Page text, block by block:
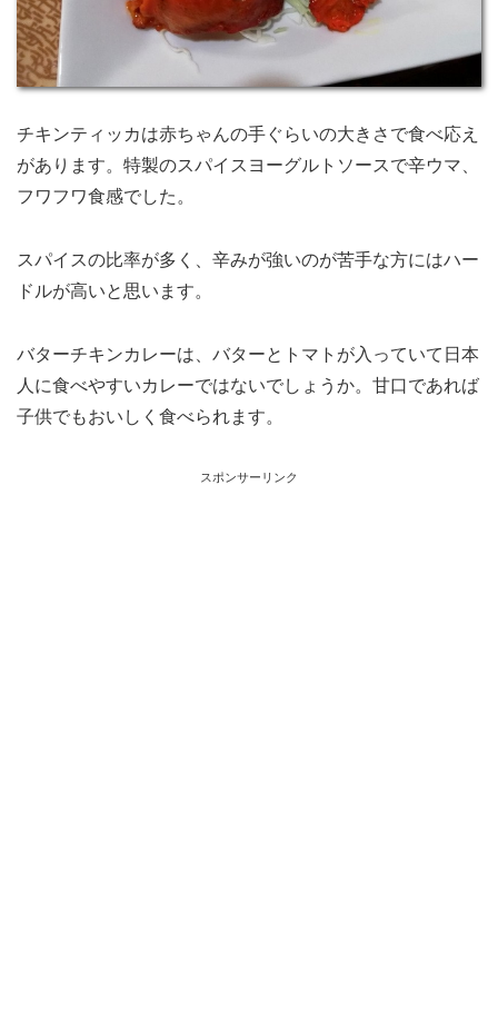
チキンティッカは赤ちゃんの手ぐらいの大きさで食べ応え
があります。特製のスパイスヨーグルトソースで辛ウマ、
フワフワ食感でした。
スパイスの比率が多く、辛みが強いのが苦手な方にはハー
ドルが高いと思います。
バターチキンカレーは、バターとトマトが入っていて日本
人に食べやすいカレーではないでしょうか。甘口であれば
子供でもおいしく食べられます。
スポンサーリンク